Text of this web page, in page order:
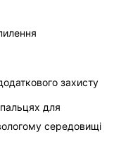
захисту
для
середовищі